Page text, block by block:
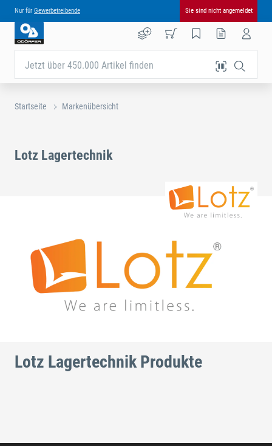
Nur für Gewerbetreibende Sie sind nicht angemeldet
Jetzt über 450.000 Artikel finden
Startseite Markenübersicht
Lotz Lagertechnik
Lotz Lagertechnik Produkte